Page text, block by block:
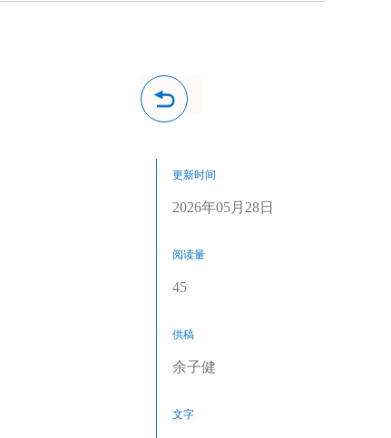
更新时间
2026年05月28日
阅读量
45
供稿
余子健
文字